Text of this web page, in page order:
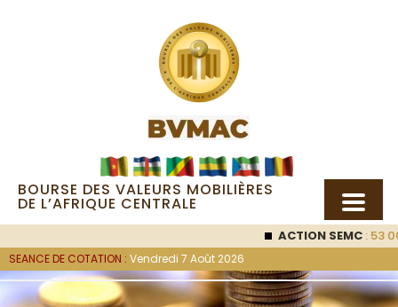
BOURSE DES VALEURS MOBILIÈRES
DE L’AFRIQUE CENTRALE
ACTION SEMC: 53
SEANCE DE COTATION : Vendredi 7 Août 2026